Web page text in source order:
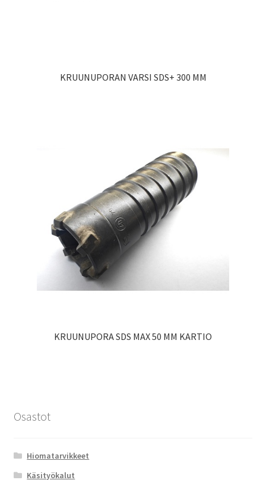
KRUUNUPORAN VARSI SDS+ 300 MM
KRUUNUPORA SDS MAX 50 MM KARTIO
Osastot
Hiomatarvikkeet
Käsityökalut